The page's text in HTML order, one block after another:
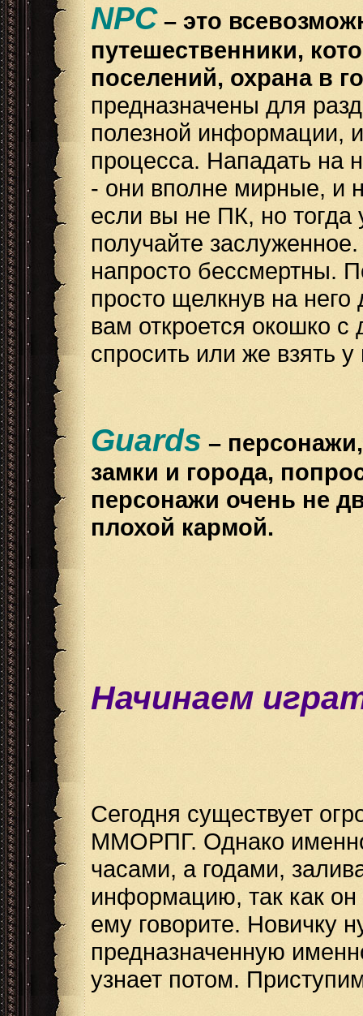
NPC – это
путешественники,
поселений, охрана в
предназначены для
полезной информации,
процесса. Нападать на
- они вполне мирные, и
если вы не ПК, но тогда
получайте
напросто бессмертны.
просто щелкнув на
вам откроется окошко
спросить или же взять у
Guards –
замки и города,
персонажи очень не
плохой кармой.
Начинаем
Сегодня существует
ММОРПГ. Однако
часами, а годами,
информацию, так как он
ему говорите. Новичку
предназначенную
узнает потом.